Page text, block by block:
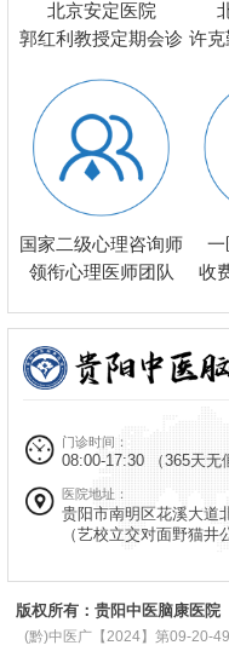
北京安定医院
郭红利教授定期会诊 许
国家二级心理咨询师
领衔心理医师团队
一
收
门诊时间：
08:00-17:30 （365天无
医院地址：
贵阳市南明区花溪大道
（艺校立交对面野猫井
版权所有：贵阳中医脑康医院
(黔)中医广【2024】第09-20-